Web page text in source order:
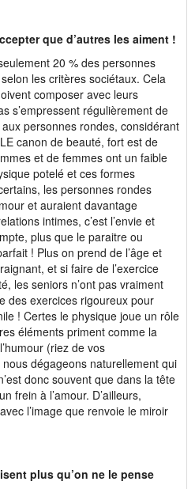
que d’autres les aiment !
20 % des personnes
les critères sociétaux. Cela
composer avec leurs
s’empressent régulièrement de
personnes rondes, considérant
canon de beauté, fort est de
et de femmes ont un faible
potelé et ces formes
les personnes rondes
et auraient davantage
intimes, c’est l’envie et
plus que le paraitre ou
! Plus on prend de l’âge et
et si faire de l’exercice
les seniors n’ont pas vraiment
des exercices rigoureux pour
! Certes le physique joue un rôle
éléments priment comme la
(riez de vos
dégageons naturellement qui
donc souvent que dans la tête
frein à l’amour. D’ailleurs,
l’image que renvoie le miroir
plus qu’on ne le pense